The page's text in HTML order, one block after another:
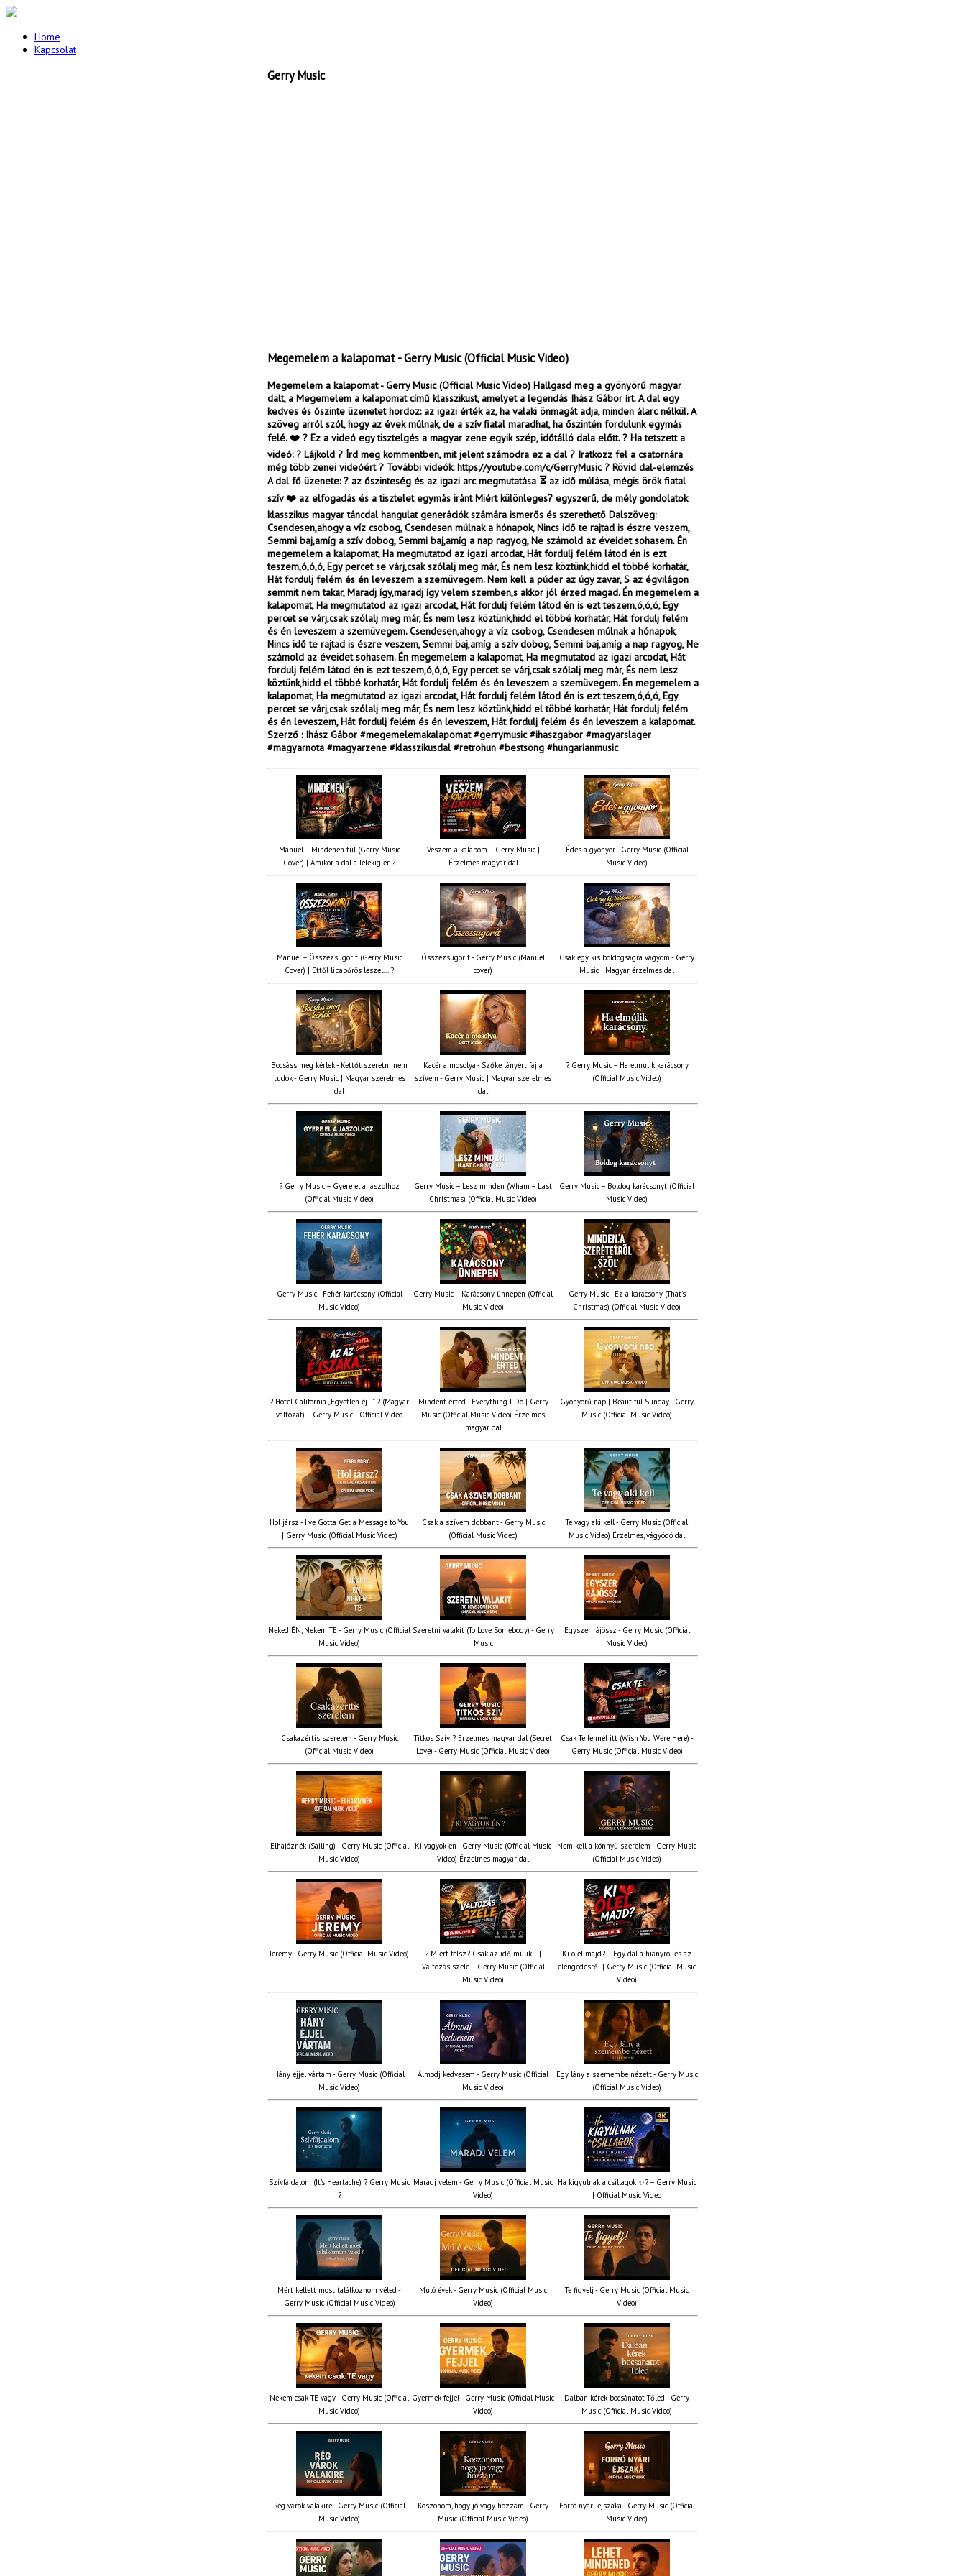
Home
Kapcsolat
Gerry Music
Megemelem a kalapomat - Gerry Music (Official Music Video)
Megemelem a kalapomat - Gerry Music (Official Music Video) Hallgasd meg a gyönyörű magyar
dalt, a Megemelem a kalapomat című klasszikust, amelyet a legendás Ihász Gábor írt. A dal egy
kedves és őszinte üzenetet hordoz: az igazi érték az, ha valaki önmagát adja, minden álarc nélkül. A
szöveg arról szól, hogy az évek múlnak, de a szív fiatal maradhat, ha őszintén fordulunk egymás
felé. ❤️ ? Ez a videó egy tisztelgés a magyar zene egyik szép, időtálló dala előtt. ? Ha tetszett a
videó: ? Lájkold ? Írd meg kommentben, mit jelent számodra ez a dal ? Iratkozz fel a csatornára
még több zenei videóért ? További videók: https://youtube.com/c/GerryMusic ? Rövid dal-elemzés
A dal fő üzenete: ? az őszinteség és az igazi arc megmutatása ⏳ az idő múlása, mégis örök fiatal
szív ❤️ az elfogadás és a tisztelet egymás iránt Miért különleges? egyszerű, de mély gondolatok
klasszikus magyar táncdal hangulat generációk számára ismerős és szerethető Dalszöveg:
Csendesen,ahogy a víz csobog, Csendesen múlnak a hónapok, Nincs idő te rajtad is észre veszem,
Semmi baj,amíg a szív dobog, Semmi baj,amíg a nap ragyog, Ne számold az éveidet sohasem. Én
megemelem a kalapomat, Ha megmutatod az igazi arcodat, Hát fordulj felém látod én is ezt
teszem,ó,ó,ó, Egy percet se várj,csak szólalj meg már, És nem lesz köztünk,hidd el többé korhatár,
Hát fordulj felém és én leveszem a szemüvegem. Nem kell a púder az úgy zavar, S az égvilágon
semmit nem takar, Maradj így,maradj így velem szemben,s akkor jól érzed magad. Én megemelem a
kalapomat, Ha megmutatod az igazi arcodat, Hát fordulj felém látod én is ezt teszem,ó,ó,ó, Egy
percet se várj,csak szólalj meg már, És nem lesz köztünk,hidd el többé korhatár, Hát fordulj felém
és én leveszem a szemüvegem. Csendesen,ahogy a víz csobog, Csendesen múlnak a hónapok,
Nincs idő te rajtad is észre veszem, Semmi baj,amíg a szív dobog, Semmi baj,amíg a nap ragyog, Ne
számold az éveidet sohasem. Én megemelem a kalapomat, Ha megmutatod az igazi arcodat, Hát
fordulj felém látod én is ezt teszem,ó,ó,ó, Egy percet se várj,csak szólalj meg már, És nem lesz
köztünk,hidd el többé korhatár, Hát fordulj felém és én leveszem a szemüvegem. Én megemelem a
kalapomat, Ha megmutatod az igazi arcodat, Hát fordulj felém látod én is ezt teszem,ó,ó,ó, Egy
percet se várj,csak szólalj meg már, És nem lesz köztünk,hidd el többé korhatár, Hát fordulj felém
és én leveszem, Hát fordulj felém és én leveszem, Hát fordulj felém és én leveszem a kalapomat.
Szerző : Ihász Gábor #megemelemakalapomat #gerrymusic #ihaszgabor #magyarslager
#magyarnota #magyarzene #klasszikusdal #retrohun #bestsong #hungarianmusic
Manuel – Mindenen túl (Gerry Music
Cover) | Amikor a dal a lélekig ér ?
Veszem a kalapom – Gerry Music |
Érzelmes magyar dal
Édes a gyönyör - Gerry Music (Official
Music Video)
Manuel – Összezsugorít (Gerry Music
Cover) | Ettől libabőrös leszel... ?
Összezsugorít - Gerry Music (Manuel
cover)
Csak egy kis boldogságra vágyom - Gerry
Music | Magyar érzelmes dal
Bocsáss meg kérlek - Kettőt szeretni nem
tudok - Gerry Music | Magyar szerelmes
dal
Kacér a mosolya - Szőke lányért fáj a
szívem - Gerry Music | Magyar szerelmes
dal
? Gerry Music – Ha elmúlik karácsony
(Official Music Video)
? Gerry Music – Gyere el a jászolhoz
(Official Music Video)
Gerry Music – Lesz minden (Wham – Last
Christmas) (Official Music Video)
Gerry Music – Boldog karácsonyt (Official
Music Video)
Gerry Music - Fehér karácsony (Official
Music Video)
Gerry Music – Karácsony ünnepén (Official
Music Video)
Gerry Music - Ez a karácsony (That's
Christmas) (Official Music Video)
? Hotel California „Egyetlen éj…” ? (Magyar
változat) – Gerry Music | Official Video
Mindent érted - Everything I Do | Gerry
Music (Official Music Video) Érzelmes
magyar dal
Gyönyörű nap | Beautiful Sunday - Gerry
Music (Official Music Video)
Hol jársz - I've Gotta Get a Message to You
| Gerry Music (Official Music Video)
Csak a szívem dobbant - Gerry Music
(Official Music Video)
Te vagy aki kell - Gerry Music (Official
Music Video) Érzelmes, vágyódó dal
Neked ÉN, Nekem TE - Gerry Music (Official
Music Video)
Szeretni valakit (To Love Somebody) - Gerry
Music
Egyszer rájössz - Gerry Music (Official
Music Video)
Csakazértis szerelem - Gerry Music
(Official Music Video)
Titkos Szív ? Érzelmes magyar dal (Secret
Love) - Gerry Music (Official Music Video)
Csak Te lennél itt (Wish You Were Here) -
Gerry Music (Official Music Video)
Elhajóznék (Sailing) - Gerry Music (Official
Music Video)
Ki vagyok én - Gerry Music (Official Music
Video) Érzelmes magyar dal
Nem kell a könnyű szerelem - Gerry Music
(Official Music Video)
Jeremy - Gerry Music (Official Music Video)
? Miért félsz? Csak az idő múlik… |
Változás szele – Gerry Music (Official
Music Video)
Ki ölel majd? – Egy dal a hiányról és az
elengedésről | Gerry Music (Official Music
Video)
Hány éjjel vártam - Gerry Music (Official
Music Video)
Álmodj kedvesem - Gerry Music (Official
Music Video)
Egy lány a szemembe nézett - Gerry Music
(Official Music Video)
Szívfájdalom (It’s Heartache) ? Gerry Music
?
Maradj velem - Gerry Music (Official Music
Video)
Ha kigyulnak a csillagok ✨? – Gerry Music
| Official Music Video
Mért kellett most találkoznom véled -
Gerry Music (Official Music Video)
Múló évek - Gerry Music (Official Music
Video)
Te figyelj - Gerry Music (Official Music
Video)
Nekem csak TE vagy - Gerry Music (Official
Music Video)
Gyermek fejjel - Gerry Music (Official Music
Video)
Dalban kérek bocsánatot Tőled - Gerry
Music (Official Music Video)
Rég várok valakire - Gerry Music (Official
Music Video)
Köszönöm, hogy jó vagy hozzám - Gerry
Music (Official Music Video)
Forró nyári éjszaka - Gerry Music (Official
Music Video)